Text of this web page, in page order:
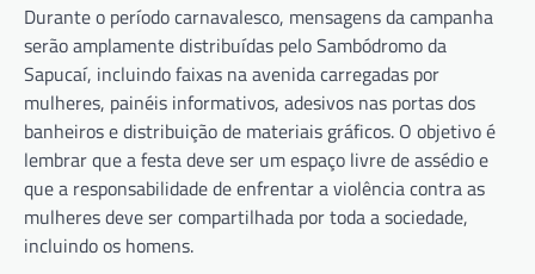
Durante o período carnavalesco, mensagens da campanha
serão amplamente distribuídas pelo Sambódromo da
Sapucaí, incluindo faixas na avenida carregadas por
mulheres, painéis informativos, adesivos nas portas dos
banheiros e distribuição de materiais gráficos. O objetivo é
lembrar que a festa deve ser um espaço livre de assédio e
que a responsabilidade de enfrentar a violência contra as
mulheres deve ser compartilhada por toda a sociedade,
incluindo os homens.